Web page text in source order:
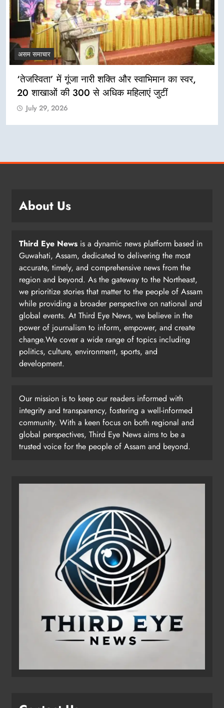
असम समाचार
‘तेजस्विता’ में गूंजा नारी शक्ति और स्वाभिमान का स्वर,
20 शाखाओं की 300 से अधिक महिलाएं जुटीं
July 29, 2026
About Us
Third Eye News is a dynamic news platform based in
Guwahati, Assam, dedicated to delivering the most
accurate, timely, and comprehensive news from the
region and beyond. As the gateway to the Northeast,
we prioritize stories that matter to the people of Assam
while providing a broader perspective on national and
global events. At Third Eye News, we believe in the
power of journalism to inform, empower, and create
change.We cover a wide range of topics including
politics, culture, environment, sports, and
development.
Our mission is to keep our readers informed with
integrity and transparency, fostering a well-informed
community. With a keen focus on both regional and
global perspectives, Third Eye News aims to be a
trusted voice for the people of Assam and beyond.